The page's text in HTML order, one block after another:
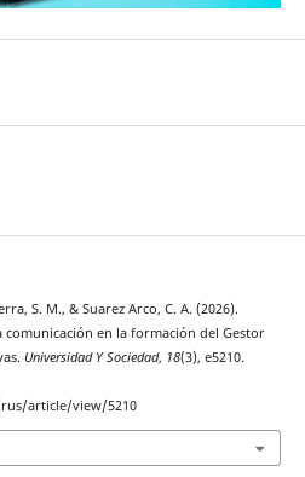
S. M., & Suarez Arco, C. A. (2026).
en la formación del Gestor
Universidad Y Sociedad, 18(3), e5210.
article/view/5210